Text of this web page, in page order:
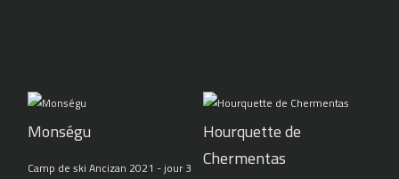
Monségu
Camp de ski Ancizan 2021 - jour 3
Hourquette de
Chermentas